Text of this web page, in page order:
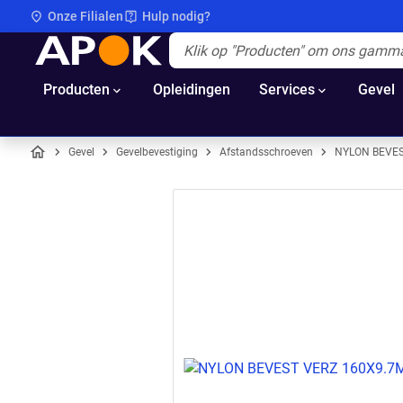
Onze Filialen Hulp nodig?
APOK
Producten Opleidingen Services Gevel
Gevel Gevelbevestiging Afstandsschroeven NYLON